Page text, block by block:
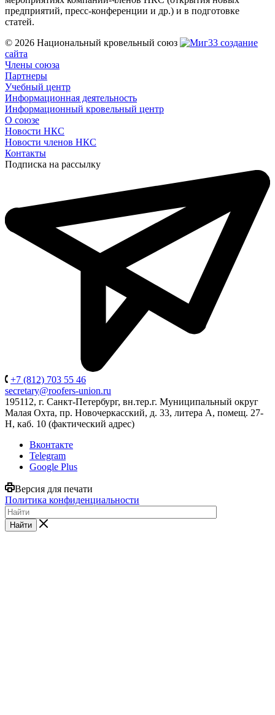
предприятий, пресс-конференции и др.) и в подготовке
статей.
© 2026 Национальный кровельный союз
создание
сайта
Члены союза
Партнеры
Учебный центр
Информационная деятельность
Информационный кровельный центр
О союзе
Новости НКС
Новости членов НКС
Контакты
Подписка на рассылку
+7 (812) 703 55 46
secretary@roofers-union.ru
195112, г. Санкт-Петербург, вн.тер.г. Муниципальный округ
Малая Охта, пр. Новочеркасский, д. 33, литера А, помещ. 27-
Н, каб. 10 (фактический адрес)
Вконтакте
Telegram
Google Plus
Версия для печати
Политика конфиденциальности
Найти